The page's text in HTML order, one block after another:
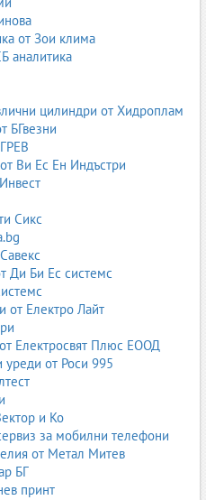
от Зои клима
аналитика
цилиндри от Хидроплам
БГвезни
Ви Ес Ен Индъстри
Сикс
Ди Би Ес системс
от Електро Лайт
Електросвят Плюс ЕООД
уреди от Роси 995
и Ко
за мобилни телефони
от Метал Митев
БГ
принт